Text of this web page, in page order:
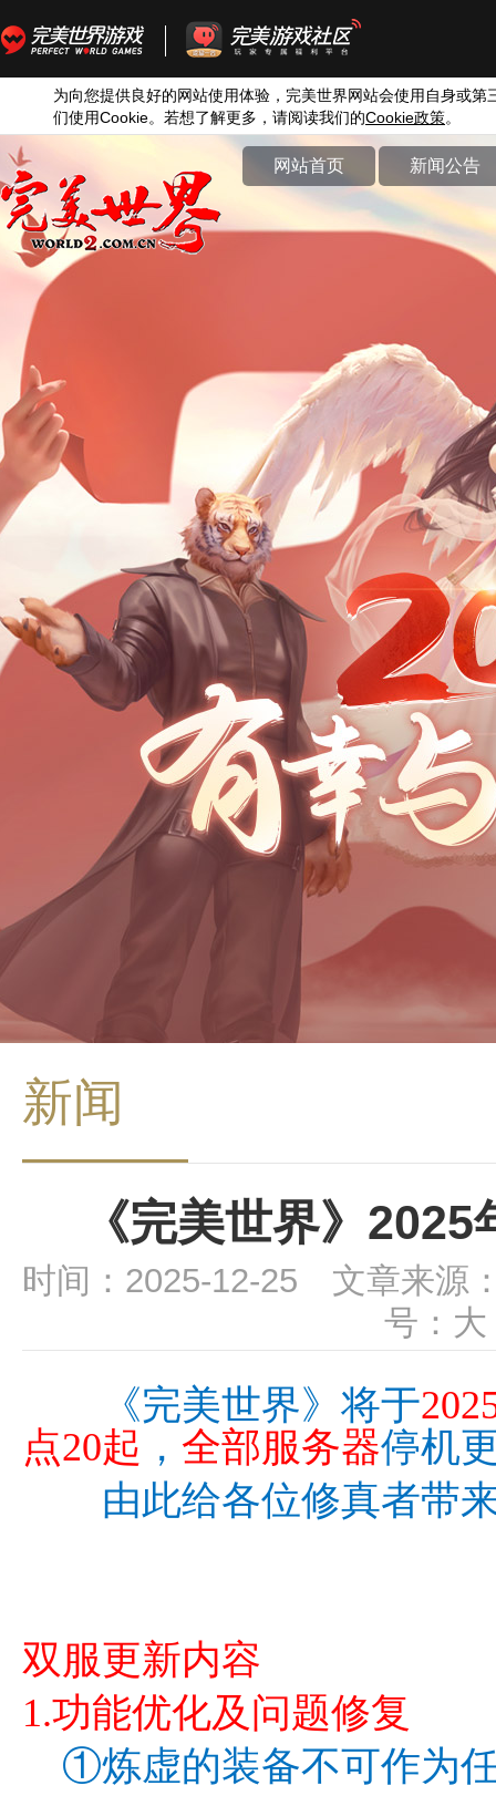
为向您提供良好的网站使用体验，完美世界网站会使用自身或第
们使用Cookie。若想了解更多，请阅读我们的Cookie政策。
网站首页 新闻公告
新闻
《完美世界》
时间：2025-12-25 文章来源
号： 大
《完美世界》将于
点20起 ， 全部服务器停机
由此给各位修真者带来
双服更新内容
1.功能优化及问题修复
①炼虚的装备不可作为